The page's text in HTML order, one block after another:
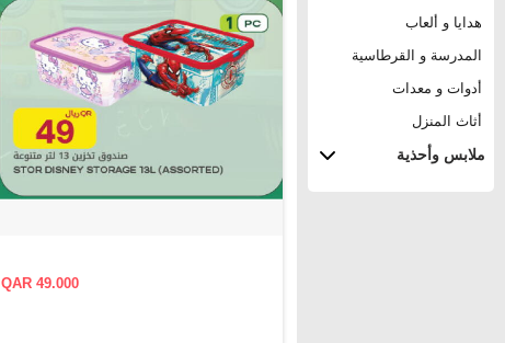
هدايا و ألعاب
المدرسة و القرطاسية
أدوات و معدات
أثاث المنزل
ملابس وأحذية
QAR 49.000